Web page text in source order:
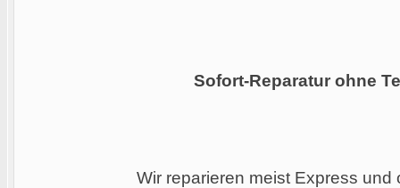
Sofort-Reparatur ohne
Wir reparieren meist Express und